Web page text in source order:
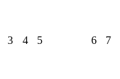
3 4 5 6 7